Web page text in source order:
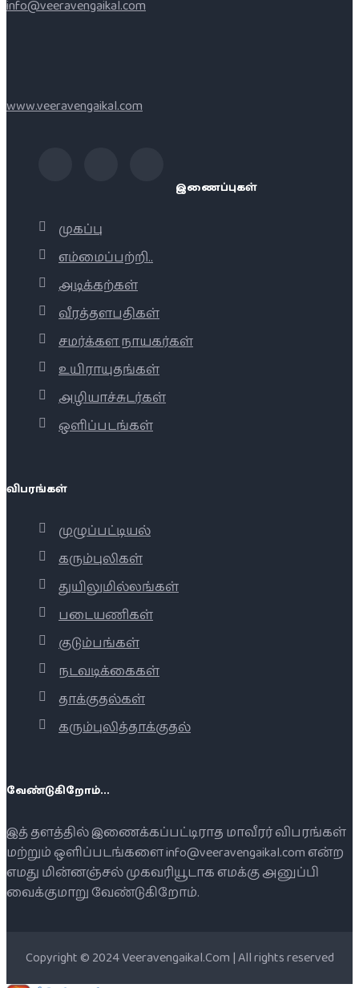
info@veeravengaikal.com
www.veeravengaikal.com
இணைப்புகள்
முகப்பு
எம்மைப்பற்றி..
அடிக்கற்கள்
வீரத்தளபதிகள்
சமர்க்கள நாயகர்கள்
உயிராயுதங்கள்
அழியாச்சுடர்கள்
ஒளிப்படங்கள்
விபரங்கள்
முழுப்பட்டியல்
கரும்புலிகள்
துயிலுமில்லங்கள்
படையணிகள்
குடும்பங்கள்
நடவடிக்கைகள்
தாக்குதல்கள்
கரும்புலித்தாக்குதல்
வேண்டுகிறோம்...
இத் தளத்தில் இணைக்கப்பட்டிராத மாவீரர் விபரங்கள்
மற்றும் ஒளிப்படங்களை info@veeravengaikal.com என்ற
எமது மின்னஞ்சல் முகவரியூடாக எமக்கு அனுப்பி
வைக்குமாறு வேண்டுகிறோம்.
Copyright © 2024 Veeravengaikal.Com | All rights reserved